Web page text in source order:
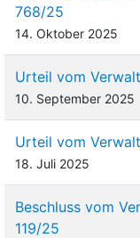
768/25
14. Oktober 2025
Urteil vom
10. September 2025
Urteil vom
18. Juli 2025
Beschluss vom
119/25